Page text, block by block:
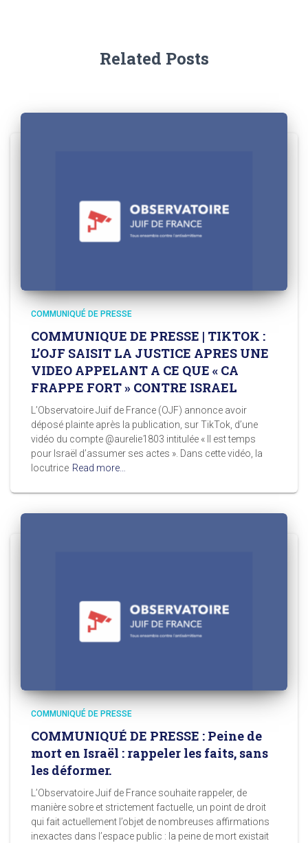
Related Posts
COMMUNIQUÉ DE PRESSE
COMMUNIQUE DE PRESSE | TIKTOK :
L’OJF SAISIT LA JUSTICE APRES UNE
VIDEO APPELANT A CE QUE « CA
FRAPPE FORT » CONTRE ISRAEL
L’Observatoire Juif de France (OJF) annonce avoir
déposé plainte après la publication, sur TikTok, d’une
vidéo du compte @aurelie1803 intitulée « Il est temps
pour Israël d’assumer ses actes ». Dans cette vidéo, la
locutrice Read more…
COMMUNIQUÉ DE PRESSE
COMMUNIQUÉ DE PRESSE : Peine de
mort en Israël : rappeler les faits, sans
les déformer.
L’Observatoire Juif de France souhaite rappeler, de
manière sobre et strictement factuelle, un point de droit
qui fait actuellement l’objet de nombreuses affirmations
inexactes dans l’espace public : la peine de mort existait